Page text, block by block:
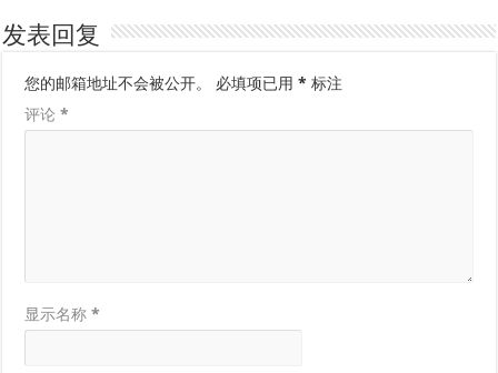
发表回复
您的邮箱地址不会被公开。 必填项已用* 标注
评论*
显示名称*